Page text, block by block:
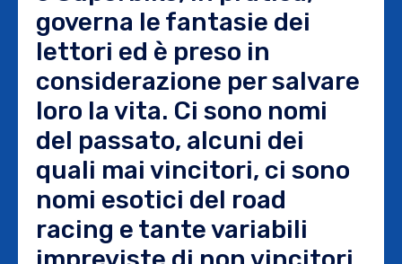
governa le fantasie dei
lettori ed è preso in
considerazione per salvare
loro la vita. Ci sono nomi
del passato, alcuni dei
quali mai vincitori, ci sono
nomi esotici del road
racing e tante variabili